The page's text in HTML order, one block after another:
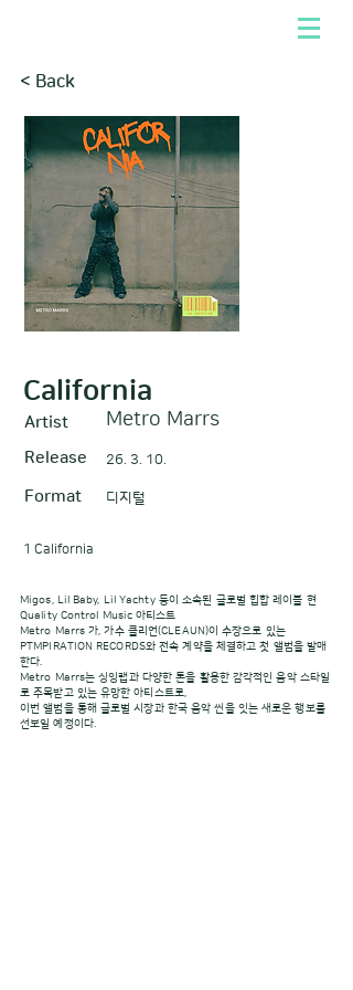
< Back
California
Artist Metro Marrs
Release 26. 3. 10.
Format 디지털
1 California
Migos, Lil Baby, Lil Yachty 등이 소속된 글로벌 힙합 레이블 현
Quality Control Music 아티스트
Metro Marrs 가, 가수 클리언(CLEAUN)이 수장으로 있는
PTMPIRATION RECORDS와 전속 계약을 체결하고 첫 앨범을 발매
한다.
Metro Marrs는 싱잉랩과 다양한 톤을 활용한 감각적인 음악 스타일
로 주목받고 있는 유망한 아티스트로,
이번 앨범을 통해 글로벌 시장과 한국 음악 씬을 잇는 새로운 행보를
선보일 예정이다.